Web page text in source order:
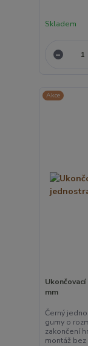
Skladem
Akce
mm
Černý
gumy o
zakončení
montáž bez